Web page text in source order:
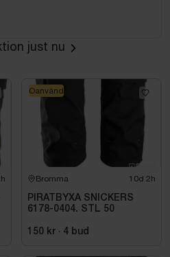
just nu
Bromma 10d 2h
PIRATBYXA SNICKERS
6178-0404. STL 50
150 kr · 4 bud
Oanvänd